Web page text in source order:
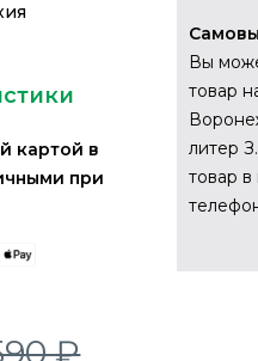
картой в
при
Вы
товар
литер
товар
₽